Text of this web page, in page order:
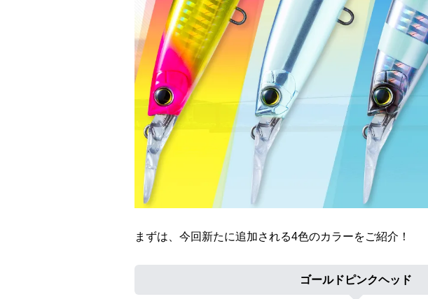
まずは、今回新たに追加される4色のカラーをご紹介！
ゴールドピンクヘッド